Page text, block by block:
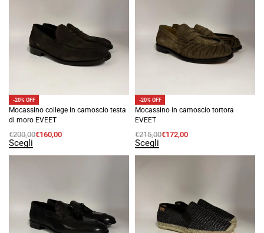
-20% OFF
Mocassino college in camoscio testa
di moro EVEET
€200,00€160,00
Scegli
-20% OFF
Mocassino in camoscio tortora
EVEET
€215,00€172,00
Scegli